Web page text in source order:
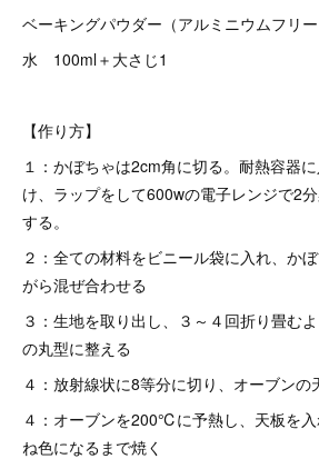
ベーキングパウダー（アルミニウムフリ
水 100ml＋大さじ1
【作り方】
１：かぼちゃは2cm角に切る。耐熱容器
け、ラップをして600wの電子レンジで2
する。
２：全ての材料をビニール袋に入れ、か
がら混ぜ合わせる
３：生地を取り出し、３～４回折り畳む
の丸型に整える
４：放射線状に8等分に切り、オーブンの
４：オーブンを200℃に予熱し、天板を
ね色になるまで焼く